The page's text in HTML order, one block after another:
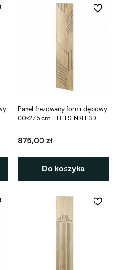
Panel frezowany fornir dębowy
60x275 cm - HELSINKI L3D
875,00 zł
Do koszyka
Do
Do